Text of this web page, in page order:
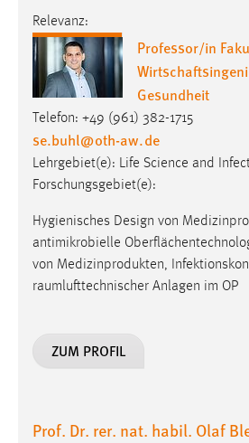
Relevanz:
Professor/in
Gesundheit
Telefon: +49 (961) 382-1715
se.buhl@oth-aw.de
Lehrgebiet(e): Life Science and
Forschungsgebiet(e):
Hygienisches Design von
antimikrobielle
von Medizinprodukten,
raumlufttechnischer Anlagen im OP
ZUM PROFIL
Prof. Dr. rer. nat. habil. Olaf
Conversion-Tracking
Cookie Laufzeit:
3 Monate
Facebook Pixel
Name:
_fbp
Anbieter:
Facebook
Zweck:
Conversion-Tracking